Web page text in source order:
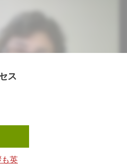
ス
英